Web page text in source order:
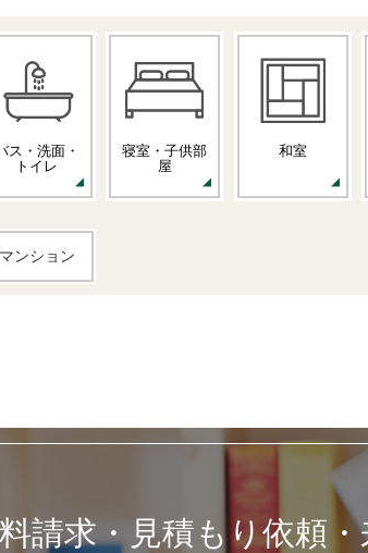
ス・洗面・
トイレ
寝室・子供部
屋
和室
マンション
請求・見積もり依頼